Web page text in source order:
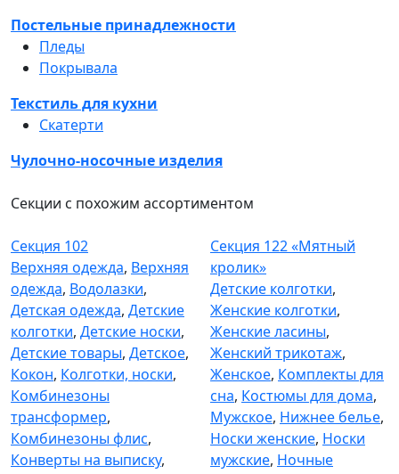
Постельные принадлежности
Пледы
Покрывала
Текстиль для кухни
Скатерти
Чулочно-носочные изделия
Секции с похожим ассортиментом
Секция 102
Верхняя одежда, Верхняя
одежда, Водолазки,
Детская одежда, Детские
колготки, Детские носки,
Детские товары, Детское,
Кокон, Колготки, носки,
Комбинезоны
трансформер,
Комбинезоны флис,
Конверты на выписку,
Секция 122 «Мятный
кролик»
Детские колготки,
Женские колготки,
Женские ласины,
Женский трикотаж,
Женское, Комплекты для
сна, Костюмы для дома,
Мужское, Нижнее белье,
Носки женские, Носки
мужские, Ночные